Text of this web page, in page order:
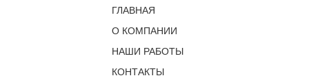
ГЛАВНАЯ
О КОМПАНИИ
НАШИ РАБОТЫ
КОНТАКТЫ